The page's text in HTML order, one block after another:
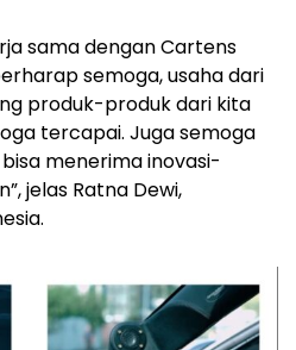
sama dengan Cartens
semoga, usaha dari
produk-produk dari kita
tercapai. Juga semoga
menerima inovasi-
jelas Ratna Dewi,